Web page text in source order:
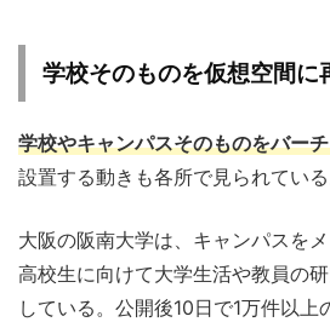
学校そのものを仮想空間に
学校やキャンパスそのものをバー
設置する動きも各所で見られている
大阪の阪南大学は、キャンパスを
高校生に向けて大学生活や教員の
している。公開後10日で1万件以